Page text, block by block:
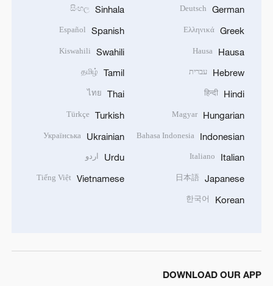
German
Deutsch
Greek
Ελληνικά
Hausa
Hausa
Hebrew עברית
Hindi
हिन्दी
Hungarian
Magyar
Indonesian
Bahasa Indonesia
Italian
Italiano
Japanese
日本語
Korean
한국어
Sinhala
සිංහල
Spanish
Español
Swahili
Kiswahili
Tamil
தமிழ்
Thai
ไทย
Turkish
Türkçe
Ukrainian
Українська
Urdu اردو
Vietnamese
Tiếng Việt
DOWNLOAD OUR APP